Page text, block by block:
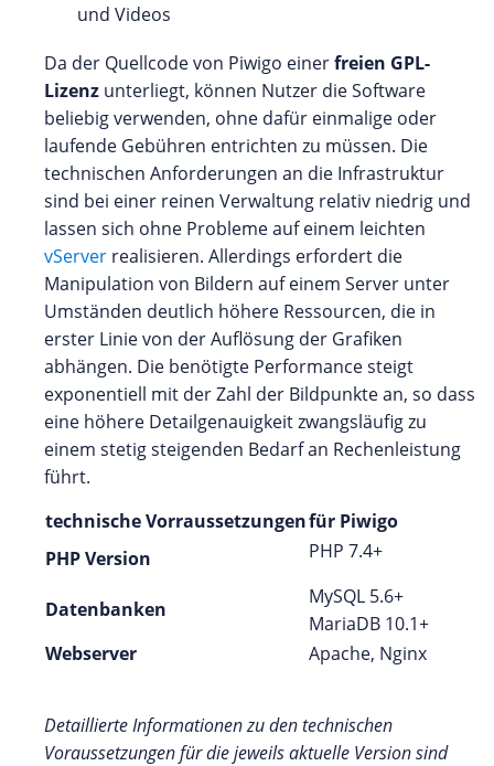
und Videos
Da der Quellcode von Piwigo einerfreien GPL-
Lizenz unterliegt, können Nutzer die Software
beliebig verwenden, ohne dafür einmalige oder
laufende Gebühren entrichten zu müssen. Die
technischen Anforderungen an die Infrastruktur
sind bei einer reinen Verwaltung relativ niedrig und
lassen sich ohne Probleme auf einem leichten
vServer realisieren. Allerdings erfordert die
Manipulation von Bildern auf einem Server unter
Umständen deutlich höhere Ressourcen, die in
erster Linie von der Auflösung der Grafiken
abhängen. Die benötigte Performance steigt
exponentiell mit der Zahl der Bildpunkte an, so dass
eine höhere Detailgenauigkeit zwangsläufig zu
einem stetig steigenden Bedarf an Rechenleistung
führt.
technische Vorraussetzungenfür Piwigo
PHP Version
PHP 7.4+
Datenbanken
MySQL 5.6+
MariaDB 10.1+
Webserver
Apache, Nginx
Detaillierte Informationen zu den technischen
Voraussetzungen für die jeweils aktuelle Version sind